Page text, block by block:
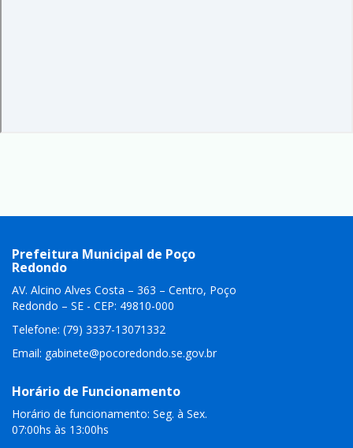
Prefeitura Municipal de Poço
Redondo
AV. Alcino Alves Costa – 363 – Centro, Poço
Redondo – SE - CEP: 49810-000
Telefone: (79) 3337-13071332
Email: gabinete@pocoredondo.se.gov.br
Horário de Funcionamento
Horário de funcionamento: Seg. à Sex.
07:00hs às 13:00hs